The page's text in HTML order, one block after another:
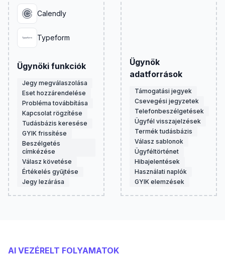
Calendly
Typeform
Ügynöki funkciók
Jegy megválaszolása
Eset hozzárendelése
Probléma továbbítása
Kapcsolat rögzítése
Tudásbázis keresése
GYIK frissítése
Beszélgetés
címkézése
Válasz követése
Értékelés gyűjtése
Jegy lezárása
Ügynök
adatforrások
Támogatási jegyek
Csevegési jegyzetek
Telefonbeszélgetések
Ügyfél visszajelzések
Termék tudásbázis
Válasz sablonok
Ügyféltörténet
Hibajelentések
Használati naplók
GYIK elemzések
AI VEZÉRELT FOLYAMATOK